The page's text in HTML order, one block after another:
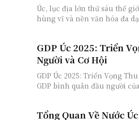
Úc, lục địa lớn thứ sáu thế
hùng vĩ và nền văn hóa đa
GDP Úc 2025: Triển
Người và Cơ Hội
GDP Úc 2025: Triển Vọng
GDP bình quân đầu người
Tổng Quan Về Nước